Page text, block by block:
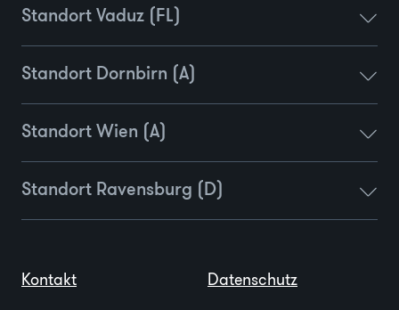
Standort Vaduz (FL)
Standort Dornbirn (A)
Standort Wien (A)
Standort Ravensburg (D)
Kontakt Datenschutz